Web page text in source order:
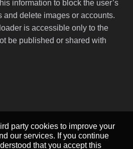
information to block the user’s
delete images or accounts.
is accessible only to the
be published or shared with
party cookies to improve your
our services. If you continue
that you accept this